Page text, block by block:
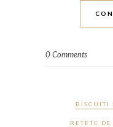
0 Comments
BISCUITI
RETETE